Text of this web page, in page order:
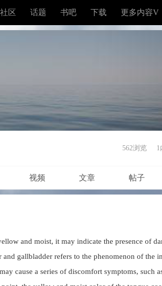
社区 话题 书吧 下载 更多内容V
562浏览 1
视频 文章 帖子
and moist, it may indicate the presence of
gallbladder refers to the phenomenon of the
cause a series of discomfort symptoms, such